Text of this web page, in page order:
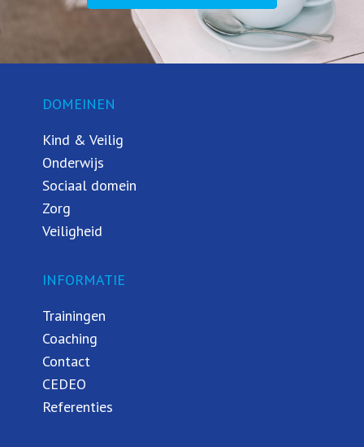
DOMEINEN
Kind & Veilig
Onderwijs
Sociaal domein
Zorg
Veiligheid
INFORMATIE
Trainingen
Coaching
Contact
CEDEO
Referenties